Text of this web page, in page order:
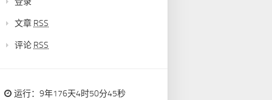
文章 RSS
评论 RSS
运行：9年176天4时50分46秒